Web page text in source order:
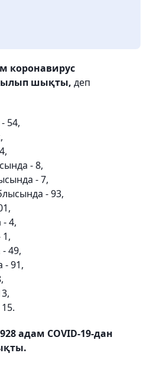
коронавирус
шықты, деп
54,
- 8,
- 7,
- 93,
4,
49,
- 91,
адам COVID-19-дан